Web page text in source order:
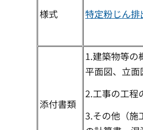
様式 特定粉じん排
添付書類
1.建築物等の
平面図、立面
2.工事の工程
3.その他（施